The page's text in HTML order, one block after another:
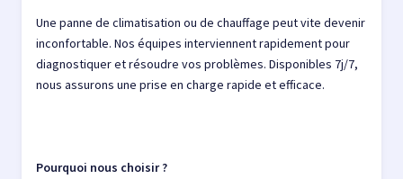
Une panne de climatisation ou de chauffage peut vite devenir
inconfortable. Nos équipes interviennent rapidement pour
diagnostiquer et résoudre vos problèmes. Disponibles 7j/7,
nous assurons une prise en charge rapide et efficace.
Pourquoi nous choisir ?